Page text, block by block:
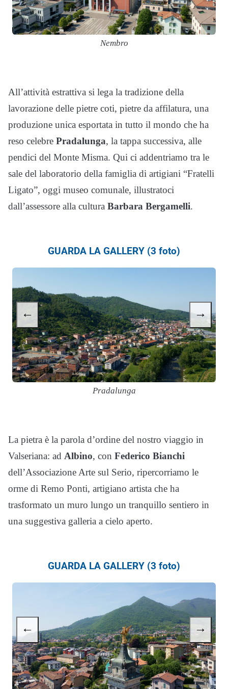
Nembro
All’attività estrattiva si lega la tradizione della
lavorazione delle pietre coti, pietre da affilatura, una
produzione unica esportata in tutto il mondo che ha
reso celebre Pradalunga, la tappa successiva, alle
pendici del Monte Misma. Qui ci addentriamo tra le
sale del laboratorio della famiglia di artigiani “Fratelli
Ligato”, oggi museo comunale, illustratoci
dall’assessore alla cultura Barbara Bergamelli.
GUARDA LA GALLERY (3 foto)
Pradalunga
← →
La pietra è la parola d’ordine del nostro viaggio in
Valseriana: ad Albino, con Federico Bianchi
dell’Associazione Arte sul Serio, ripercorriamo le
orme di Remo Ponti, artigiano artista che ha
trasformato un muro lungo un tranquillo sentiero in
una suggestiva galleria a cielo aperto.
GUARDA LA GALLERY (3 foto)
← →